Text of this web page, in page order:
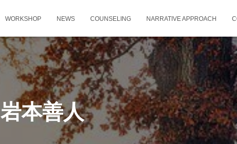
WORKSHOP NEWS COUNSELING NARRATIVE APPROACH
岩本善人